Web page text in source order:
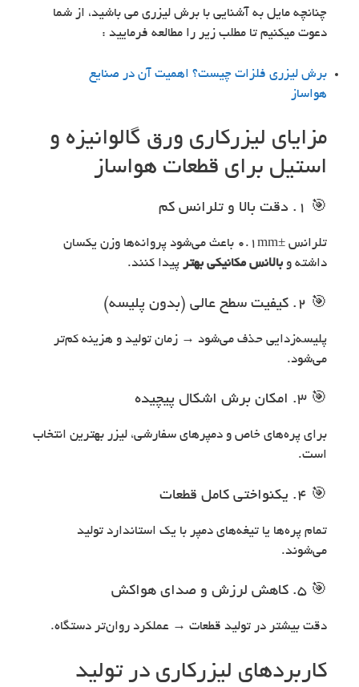
چنانچه مایل به آشنایی با برش لیزری می باشید، از شما
دعوت میکنیم تا مطلب زیر را مطالعه فرمایید :
برش لیزری فلزات چیست؟ اهمیت آن در صنایع
هواساز
مزایای لیزرکاری ورق گالوانیزه و
استیل برای قطعات هواساز
🎯 1. دقت بالا و تلرانس کم
تلرانس ±0.1mm باعث می‌شود پروانه‌ها وزن یکسان
داشته و بالانس مکانیکی بهتر پیدا کنند.
🎯 2. کیفیت سطح عالی (بدون پلیسه)
پلیسه‌زدایی حذف می‌شود → زمان تولید و هزینه کم‌تر
می‌شود.
🎯 3. امکان برش اشکال پیچیده
برای پره‌های خاص و دمپرهای سفارشی، لیزر بهترین انتخاب
است.
🎯 4. یکنواختی کامل قطعات
تمام پره‌ها یا تیغه‌های دمپر با یک استاندارد تولید
می‌شوند.
🎯 5. کاهش لرزش و صدای هواکش
دقت بیشتر در تولید قطعات → عملکرد روان‌تر دستگاه.
کاربردهای لیزرکاری در تولید